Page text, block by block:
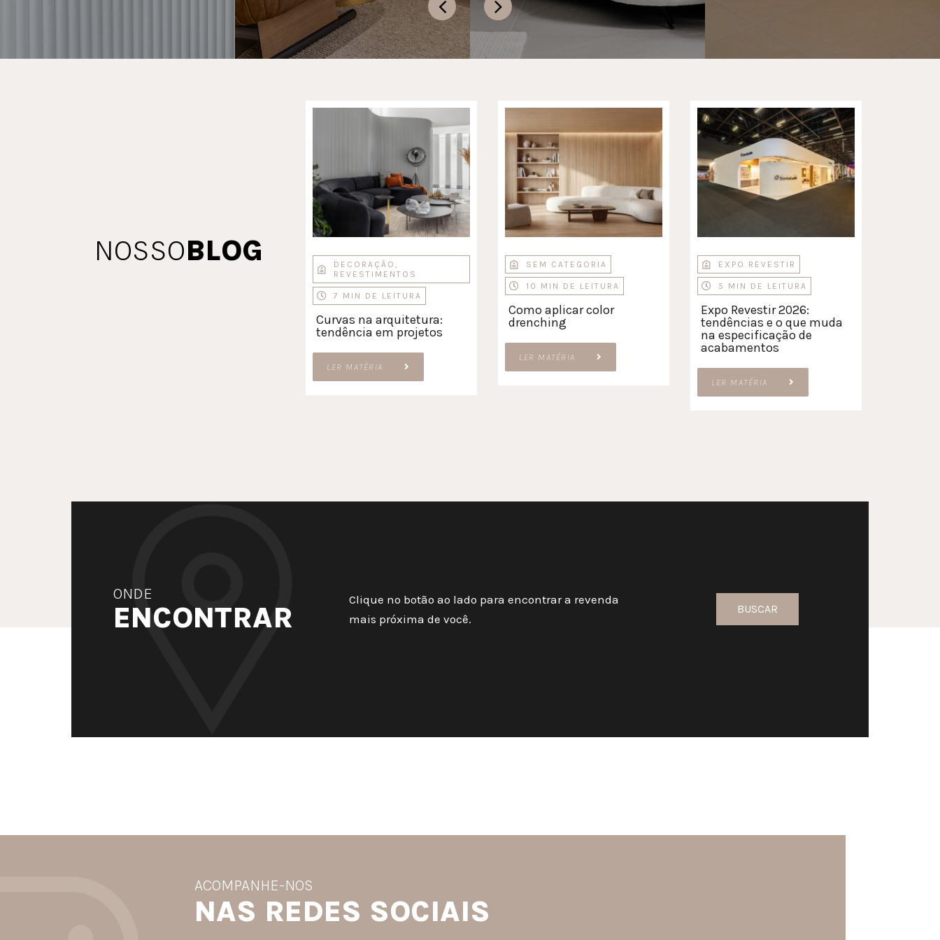
NOSSOBLOG DECORAÇÃO,
REVESTIMENTOS
7 MIN DE LEITURA
Curvas na arquitetura:
tendência em projetos
LER MATÉRIA
SEM CATEGORIA
10 MIN DE LEITURA
Como aplicar color
drenching
LER MATÉRIA
EXPO REVESTIR
5 MIN DE LEITURA
Expo Revestir 2026:
tendências e o que muda
na especificação de
acabamentos
LER MATÉRIA
ONDE
ENCONTRAR
Clique no botão ao lado para encontrar a revenda
mais próxima de você.
BUSCAR
ACOMPANHE-NOS
NAS REDES SOCIAIS